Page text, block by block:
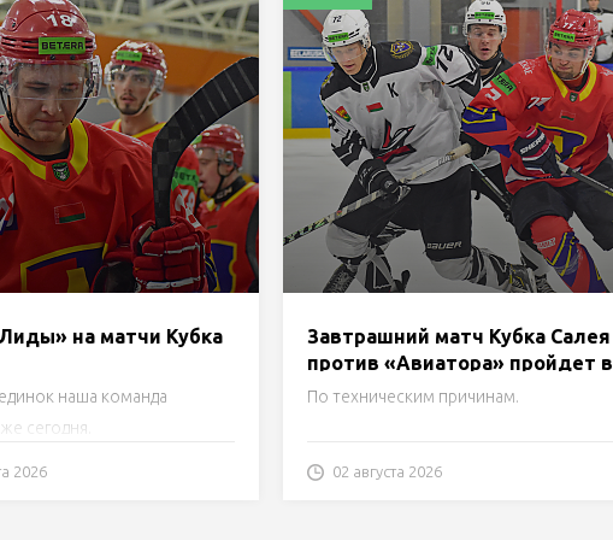
на матчи Кубка
наша команда
сегодня.
2026
Завтрашний матч Кубка Салея
против «Авиатора» пройдет в
Лиде!
По техническим причинам.
02 августа 2026